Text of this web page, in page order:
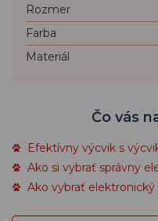
Rozmer
Farba
Materiál
Čo vás
Efektívny výcvik s
Ako si vybrať správny
Ako vybrať